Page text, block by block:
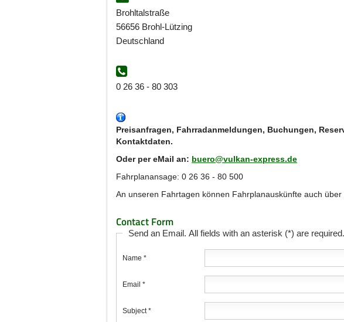
Brohltalstraße
56656 Brohl-Lützing
Deutschland
0 26 36 - 80 303
Preisanfragen, Fahrradanmeldungen, Buchungen,
Kontaktdaten.
Oder per eMail an: buero@vulkan-express.de
Fahrplanansage: 0 26 36 - 80 500
An unseren Fahrtagen können Fahrplanauskünfte auch
Contact Form
Send an Email. All fields with an asterisk (*) are required.
Name *
Email *
Subject*